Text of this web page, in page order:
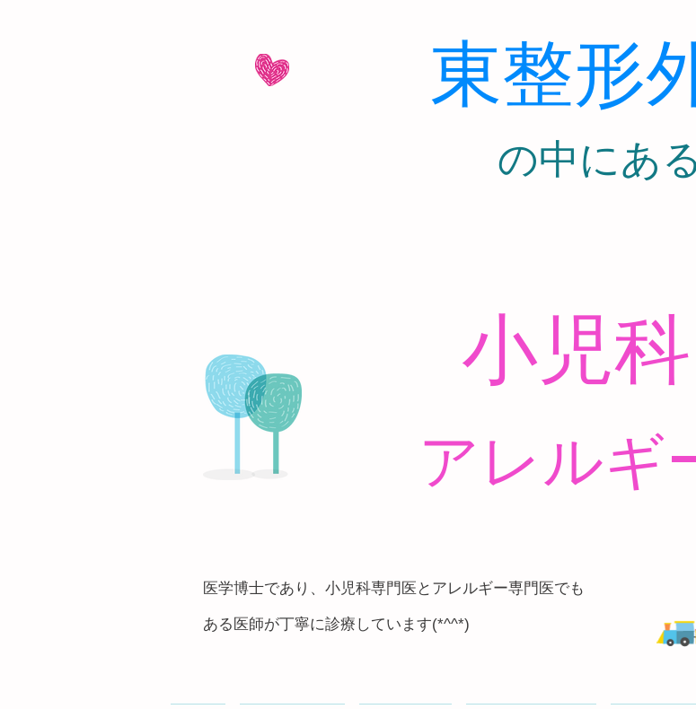
東整形
​の中にある
小児科
アレルギ
医学博士であり、小児科専門医とアレルギー専門医でも
ある医師が丁寧に診療しています(*^^*)